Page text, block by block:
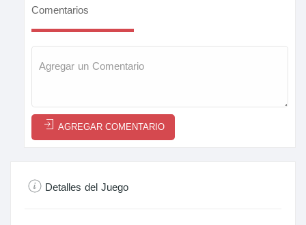
Comentarios
AGREGAR COMENTARIO
Detalles del Juego